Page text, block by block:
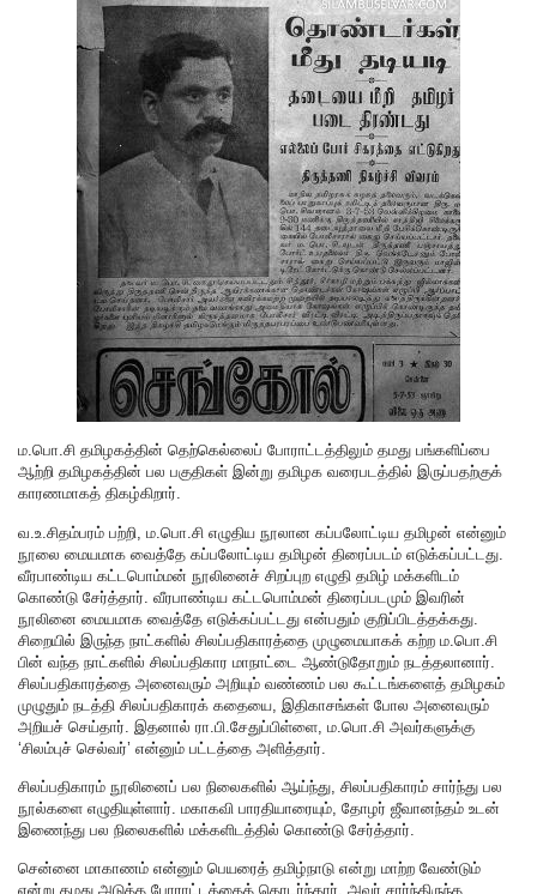
ம.பொ.சி தமிழகத்தின் தெற்கெல்லைப் போராட்டத்திலும் தமது பங்களிப்பை
ஆற்றி தமிழகத்தின் பல பகுதிகள் இன்று தமிழக வரைபடத்தில் இருப்பதற்குக்
காரணமாகத் திகழ்கிறார்.
வ.உ.சிதம்பரம் பற்றி, ம.பொ.சி எழுதிய நூலான கப்பலோட்டிய தமிழன் என்னும்
நூலை மையமாக வைத்தே கப்பலோட்டிய தமிழன் திரைப்படம் எடுக்கப்பட்டது.
வீரபாண்டிய கட்டபொம்மன் நூலினைச் சிறப்புற எழுதி தமிழ் மக்களிடம்
கொண்டு சேர்த்தார். வீரபாண்டிய கட்டபொம்மன் திரைப்படமும் இவரின்
நூலினை மையமாக வைத்தே எடுக்கப்பட்டது என்பதும் குறிப்பிடத்தக்கது.
சிறையில் இருந்த நாட்களில் சிலப்பதிகாரத்தை முழுமையாகக் கற்ற ம.பொ.சி
பின் வந்த நாட்களில் சிலப்பதிகார மாநாட்டை ஆண்டுதோறும் நடத்தலானார்.
சிலப்பதிகாரத்தை அனைவரும் அறியும் வண்ணம் பல கூட்டங்களைத் தமிழகம்
முழுதும் நடத்தி சிலப்பதிகாரக் கதையை, இதிகாசங்கள் போல அனைவரும்
அறியச் செய்தார். இதனால் ரா.பி.சேதுப்பிள்ளை, ம.பொ.சி அவர்களுக்கு
‘சிலம்புச் செல்வர்’ என்னும் பட்டத்தை அளித்தார்.
சிலப்பதிகாரம் நூலினைப் பல நிலைகளில் ஆய்ந்து, சிலப்பதிகாரம் சார்ந்து பல
நூல்களை எழுதியுள்ளார். மகாகவி பாரதியாரையும், தோழர் ஜீவானந்தம் உடன்
இணைந்து பல நிலைகளில் மக்களிடத்தில் கொண்டு சேர்த்தார்.
சென்னை மாகாணம் என்னும் பெயரைத் தமிழ்நாடு என்று மாற்ற வேண்டும்
என்று தமது அடுத்த போராட்டத்தைத் தொடர்ந்தார். அவர் சார்ந்திருந்த